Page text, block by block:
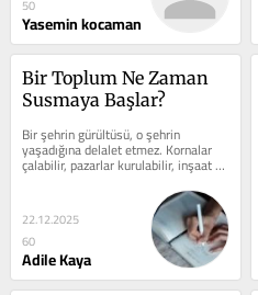
50
Yasemin kocaman
Bir Toplum Ne Zaman
Susmaya Başlar?
Bir şehrin gürültüsü, o şehrin
yaşadığına delalet etmez. Kornalar
çalabilir, pazarlar kurulabilir, inşaat
sesleri göğü delebilir; ancak...
22.12.2025
60
Adile Kaya